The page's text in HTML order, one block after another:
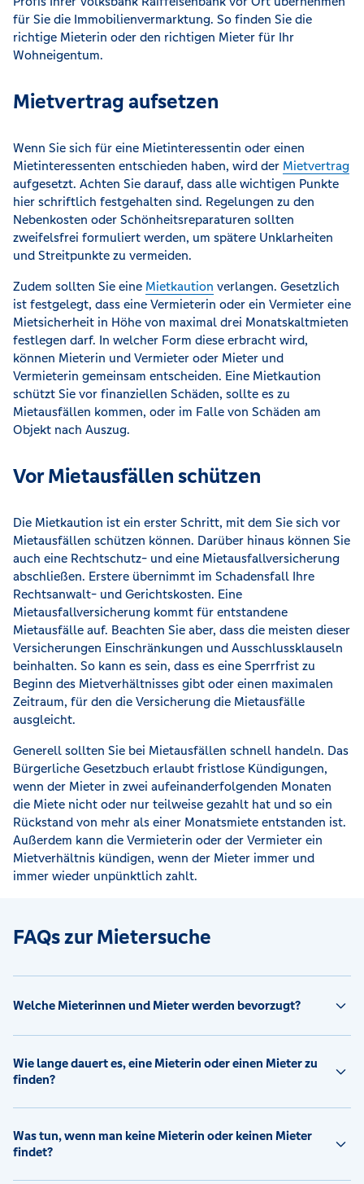
für Sie die Immobilienvermarktung. So finden Sie die
richtige Mieterin oder den richtigen Mieter für Ihr
Wohneigentum.
Mietvertrag aufsetzen
Wenn Sie sich für eine Mietinteressentin oder einen
Mietinteressenten entschieden haben, wird der Mietvertrag
aufgesetzt. Achten Sie darauf, dass alle wichtigen Punkte
hier schriftlich festgehalten sind. Regelungen zu den
Nebenkosten oder Schönheitsreparaturen sollten
zweifelsfrei formuliert werden, um spätere Unklarheiten
und Streitpunkte zu vermeiden.
Zudem sollten Sie eine Mietkaution verlangen. Gesetzlich
ist festgelegt, dass eine Vermieterin oder ein Vermieter eine
Mietsicherheit in Höhe von maximal drei Monatskaltmieten
festlegen darf. In welcher Form diese erbracht wird,
können Mieterin und Vermieter oder Mieter und
Vermieterin gemeinsam entscheiden. Eine Mietkaution
schützt Sie vor finanziellen Schäden, sollte es zu
Mietausfällen kommen, oder im Falle von Schäden am
Objekt nach Auszug.
Vor Mietausfällen schützen
Die Mietkaution ist ein erster Schritt, mit dem Sie sich vor
Mietausfällen schützen können. Darüber hinaus können Sie
auch eine Rechtschutz- und eine Mietausfallversicherung
abschließen. Erstere übernimmt im Schadensfall Ihre
Rechtsanwalt- und Gerichtskosten. Eine
Mietausfallversicherung kommt für entstandene
Mietausfälle auf. Beachten Sie aber, dass die meisten dieser
Versicherungen Einschränkungen und Ausschlussklauseln
beinhalten. So kann es sein, dass es eine Sperrfrist zu
Beginn des Mietverhältnisses gibt oder einen maximalen
Zeitraum, für den die Versicherung die Mietausfälle
ausgleicht.
Generell sollten Sie bei Mietausfällen schnell handeln. Das
Bürgerliche Gesetzbuch erlaubt fristlose Kündigungen,
wenn der Mieter in zwei aufeinanderfolgenden Monaten
die Miete nicht oder nur teilweise gezahlt hat und so ein
Rückstand von mehr als einer Monatsmiete entstanden ist.
Außerdem kann die Vermieterin oder der Vermieter ein
Mietverhältnis kündigen, wenn der Mieter immer und
immer wieder unpünktlich zahlt.
FAQs zur Mietersuche
Welche Mieterinnen und Mieter werden bevorzugt?
Wie lange dauert es, eine Mieterin oder einen Mieter zu
finden?
Was tun, wenn man keine Mieterin oder keinen Mieter
findet?